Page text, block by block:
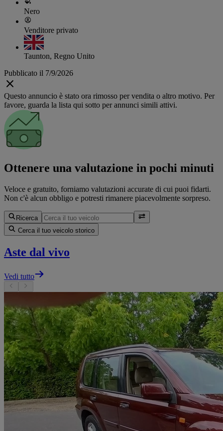
Nero
Venditore privato
Taunton, Regno Unito
Pubblicato il 7/9/2026
Questo annuncio è stato ora rimosso per vendita o altro motivo. Per
favore, guarda la lista qui sotto per annunci simili attivi.
Ottenere una valutazione in pochi minuti
Veloce e gratuito, forniamo valutazioni accurate di cui puoi fidarti.
Non c'è alcun obbligo e potresti rimanere piacevolmente sorpreso.
Ricerca
Cerca il tuo veicolo storico
Aste dal vivo
Vedi tutto